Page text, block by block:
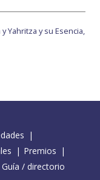
y Yahritza y su Esencia,
Premios
Guía / directorio